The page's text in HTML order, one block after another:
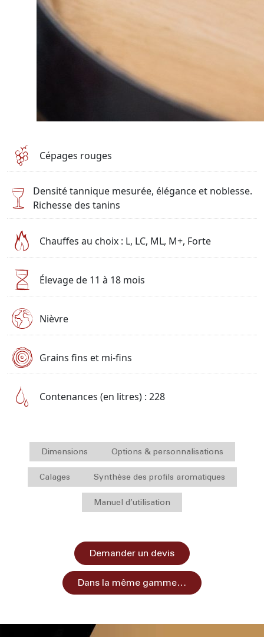
Cépages rouges
Densité tannique mesurée, élégance et noblesse.
Richesse des tanins
Chauffes au choix : L, LC, ML, M+, Forte
Élevage de 11 à 18 mois
Nièvre
Grains fins et mi-fins
Contenances (en litres) : 228
Dimensions Options & personnalisations
Calages Synthèse des profils aromatiques
Manuel d’utilisation
Demander un devis
Dans la même gamme…